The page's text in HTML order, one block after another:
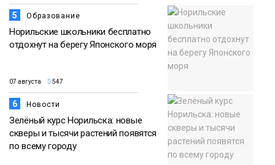
5 Образование
Норильские школьники бесплатно
отдохнут на берегу Японского моря
07 августа 547
6 Новости
Зелёный курс Норильска: новые
скверы и тысячи растений появятся
по всему городу